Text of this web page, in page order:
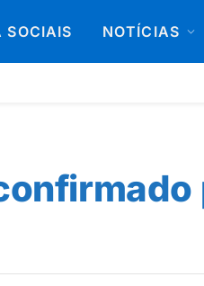
SOCIAIS NOTÍCIAS